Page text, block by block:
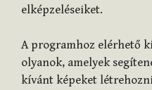
elképzeléseiket.
A programhoz elérhető
olyanok, amelyek
kívánt képeket